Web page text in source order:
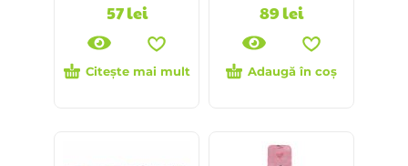
57lei
Citește mai mult
89lei
Adaugă în coș